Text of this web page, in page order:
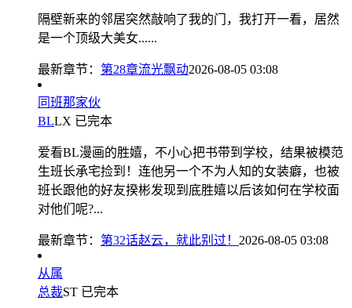
隔壁新来的邻居突然敲响了我的门，我打开一看，居然
是一个顶级大美女......
最新章节： 第28章流光飘动2026-08-05 03:08
同班那家伙
BLLX 已完本
爱看BL漫画的胜嬉，不小心把书带到学校，结果被模范
生班长承宅捡到！连他另一个不为人知的女装癖，也被
班长跟他的好友揆彬发现到底胜嬉以后该如何在学校面
对他们呢?...
最新章节： 第32话赵云，就此别过！ 2026-08-05 03:08
从属
总裁ST 已完本